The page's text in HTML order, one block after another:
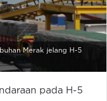
Merak jelang H-5
pada H-5